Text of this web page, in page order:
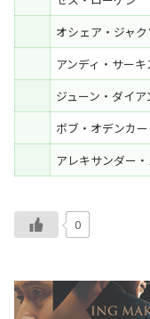
オシェア・ジャ
アンディ・サーキ
ジューン・ダイ
ボブ・オデンカー
アレキサンダー
0